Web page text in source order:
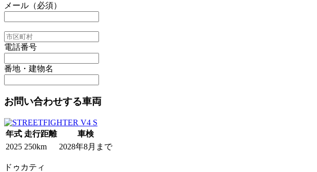
メール （必須）
電話番号
番地・建物名
お問い合わせする車両
年式 走行距離
車検
2025 250km 2028年8月まで
ドゥカティ